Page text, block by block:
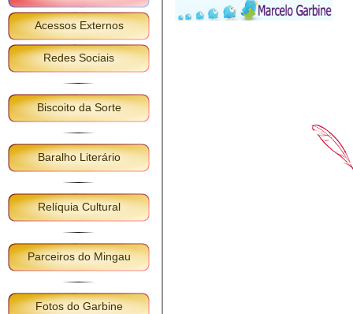
Acessos Externos
Redes Sociais
Biscoito da Sorte
Baralho Literário
Relíquia Cultural
Parceiros do Mingau
Fotos do Garbine